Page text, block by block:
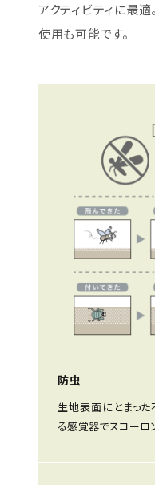
アクティビティに最
使用も可能です。
防虫
生地表面にとまっ
る感覚器でスコーロ